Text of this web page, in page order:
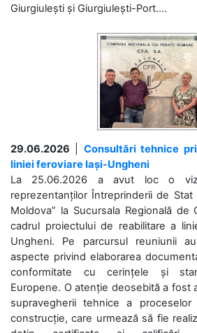
Giurgiulești și Giurgiulești-Port....
29.06.2026
Consultări tehnice
liniei feroviare Iași-Ungheni
La 25.06.2026 a avut loc o
reprezentanților Întreprinderii de Stat
Moldova” la Sucursala Regională de
cadrul proiectului de reabilitare a
Ungheni. Pe parcursul reuniunii
aspecte privind elaborarea
conformitate cu cerințele și
Europene. O atenție deosebită a fost
supravegherii tehnice a
construcție, care urmează să fie